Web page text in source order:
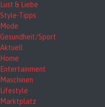
Lust & Liebe
Style-Tipps
Mode
Gesundheit/Sport
Aktuell
Home
Entertainment
Maschinen
Lifestyle
Marktplatz